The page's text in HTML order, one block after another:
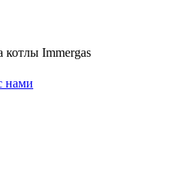
котлы Immergas
нами